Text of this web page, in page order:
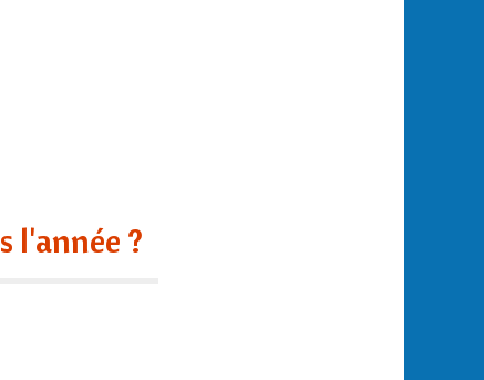
l'année ?